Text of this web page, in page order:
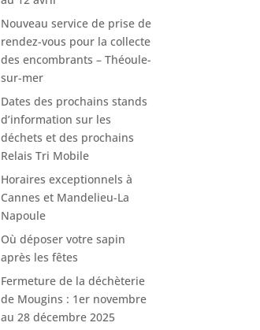
Nouveau service de prise de
rendez-vous pour la collecte
des encombrants – Théoule-
sur-mer
Dates des prochains stands
d’information sur les
déchets et des prochains
Relais Tri Mobile
Horaires exceptionnels à
Cannes et Mandelieu-La
Napoule
Où déposer votre sapin
après les fêtes
Fermeture de la déchèterie
de Mougins : 1er novembre
au 28 décembre 2025